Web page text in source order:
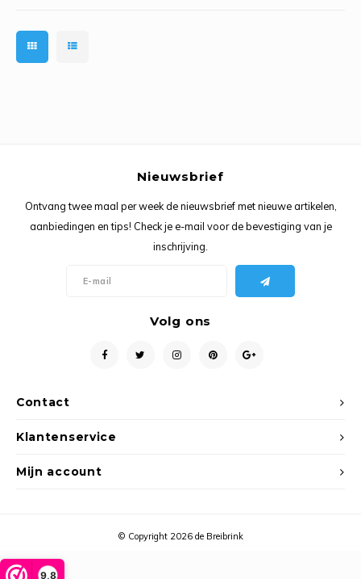
9,8
Contact
Nieuwsbrief
Ontvang twee maal per week de nieuwsbrief met nieuwe artikelen,
aanbiedingen en tips! Check je e-mail voor de bevestiging van je
inschrijving.
Volg ons
Klantenservice
Mijn account
© Copyright 2026 de Breibrink